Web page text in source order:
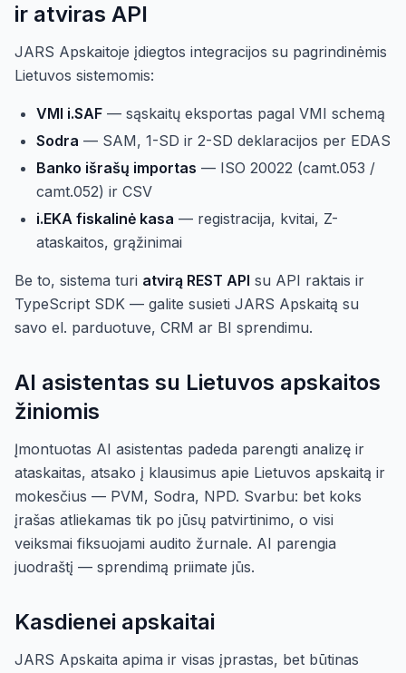
ir atviras API
JARS Apskaitoje įdiegtos integracijos su pagrindinėmis
Lietuvos sistemomis:
VMI i.SAF — sąskaitų eksportas pagal VMI schemą
Sodra — SAM, 1-SD ir 2-SD deklaracijos per EDAS
Banko išrašų importas — ISO 20022 (camt.053 /
camt.052) ir CSV
i.EKA fiskalinė kasa — registracija, kvitai, Z-
ataskaitos, grąžinimai
Be to, sistema turi atvirą REST API su API raktais ir
TypeScript SDK — galite susieti JARS Apskaitą su
savo el. parduotuve, CRM ar BI sprendimu.
AI asistentas su Lietuvos apskaitos
žiniomis
Įmontuotas AI asistentas padeda parengti analizę ir
ataskaitas, atsako į klausimus apie Lietuvos apskaitą ir
mokesčius — PVM, Sodra, NPD. Svarbu: bet koks
įrašas atliekamas tik po jūsų patvirtinimo, o visi
veiksmai fiksuojami audito žurnale. AI parengia
juodraštį — sprendimą priimate jūs.
Kasdienei apskaitai
JARS Apskaita apima ir visas įprastas, bet būtinas